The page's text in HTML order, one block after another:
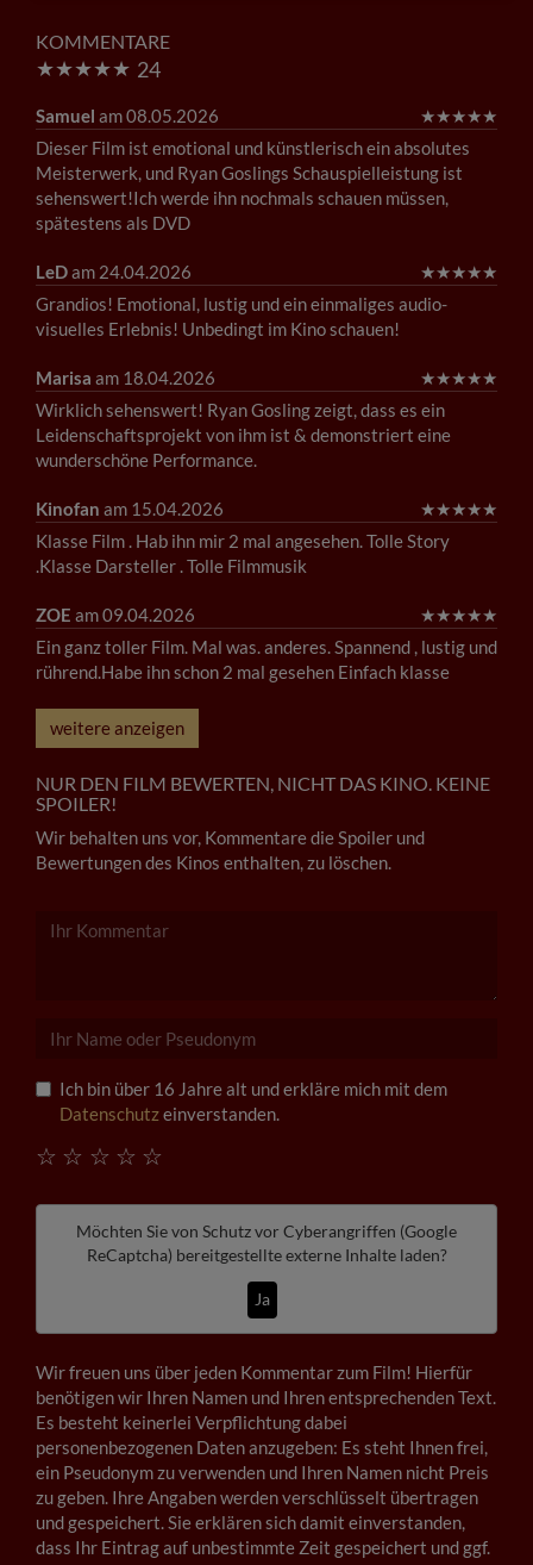
KOMMENTARE
★★★★★ 24
Samuel am 08.05.2026 ★★★★★
Dieser Film ist emotional und künstlerisch ein absolutes
Meisterwerk, und Ryan Goslings Schauspielleistung ist
sehenswert!Ich werde ihn nochmals schauen müssen,
spätestens als DVD
LeDam 24.04.2026 ★★★★★
Grandios! Emotional, lustig und ein einmaliges audio-
visuelles Erlebnis! Unbedingt im Kino schauen!
Marisa am 18.04.2026 ★★★★★
Wirklich sehenswert! Ryan Gosling zeigt, dass es ein
Leidenschaftsprojekt von ihm ist & demonstriert eine
wunderschöne Performance.
Kinofan am 15.04.2026 ★★★★★
Klasse Film . Hab ihn mir 2 mal angesehen. Tolle Story
.Klasse Darsteller . Tolle Filmmusik
ZOE am 09.04.2026 ★★★★★
Ein ganz toller Film. Mal was. anderes. Spannend , lustig und
rührend.Habe ihn schon 2 mal gesehen Einfach klasse
weitere anzeigen
NUR DEN FILM BEWERTEN, NICHT DAS KINO. KEINE
SPOILER!
Wir behalten uns vor, Kommentare die Spoiler und
Bewertungen des Kinos enthalten, zu löschen.
Ich bin über 16 Jahre alt und erkläre mich mit dem
Datenschutzeinverstanden.
☆
☆
☆
☆
☆
Möchten Sie von Schutz vor Cyberangriffen (Google
ReCaptcha) bereitgestellte externe Inhalte laden?
Ja
Wir freuen uns über jeden Kommentar zum Film! Hierfür
benötigen wir Ihren Namen und Ihren entsprechenden Text.
Es besteht keinerlei Verpflichtung dabei
personenbezogenen Daten anzugeben: Es steht Ihnen frei,
ein Pseudonym zu verwenden und Ihren Namen nicht Preis
zu geben. Ihre Angaben werden verschlüsselt übertragen
und gespeichert. Sie erklären sich damit einverstanden,
dass Ihr Eintrag auf unbestimmte Zeit gespeichert und ggf.